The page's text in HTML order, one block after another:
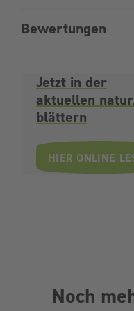
Bewertungen
Jetzt in der
aktuellen
blättern
HIER ONLINE
Noch